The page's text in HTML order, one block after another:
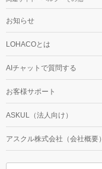
お知らせ
LOHACOとは
AIチャットで質問する
お客様サポート
ASKUL（法人向け）
アスクル株式会社（会社概要）